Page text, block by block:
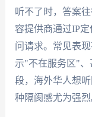
听不了时，答案
容提供商通过IP
问请求。常见表
示"不在服务区"、
段，海外华人想
种隔阂感尤为强烈